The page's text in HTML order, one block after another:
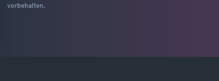
vorbehalten.